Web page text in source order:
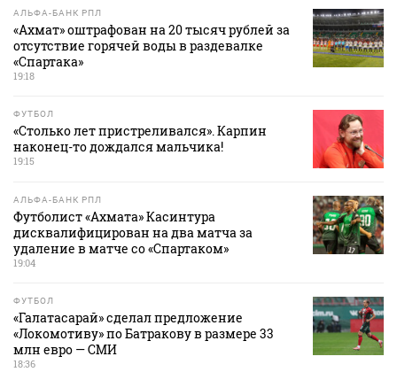
АЛЬФА-БАНК РПЛ
«Ахмат» оштрафован на 20 тысяч рублей за
отсутствие горячей воды в раздевалке
«Спартака»
19:18
ФУТБОЛ
«Столько лет пристреливался». Карпин
наконец-то дождался мальчика!
19:15
АЛЬФА-БАНК РПЛ
Футболист «Ахмата» Касинтура
дисквалифицирован на два матча за
удаление в матче со «Спартаком»
19:04
ФУТБОЛ
«Галатасарай» сделал предложение
«Локомотиву» по Батракову в размере 33
млн евро — СМИ
18:36